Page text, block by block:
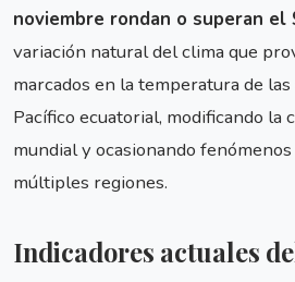
noviembre rondan o superan el
variación natural del clima que
marcados en la temperatura de las
Pacífico ecuatorial, modificando la
mundial y ocasionando
múltiples regiones.
Indicadores actuales